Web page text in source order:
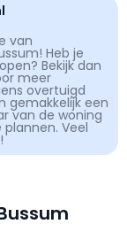
van
Heb je
Bekijk dan
meer
overtuigd
gemakkelijk een
van de woning
Veel